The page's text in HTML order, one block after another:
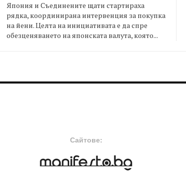
Япония и Съединените щати стартираха
рядка, координирана интервенция за покупка
на йени. Целта на инициативата е да спре
обезценяването на японската валута, която...
Сайтове: